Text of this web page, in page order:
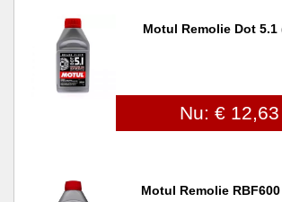
Motul Remolie Dot 5.1
Nu: € 12,63
Motul Remolie